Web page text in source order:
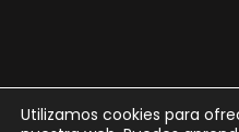
Utilizamos cookies para